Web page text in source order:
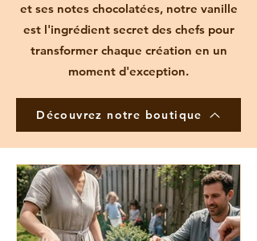
et ses notes chocolatées, notre vanille
est l'ingrédient secret des chefs pour
transformer chaque création en un
moment d'exception.
Découvrez notre boutique